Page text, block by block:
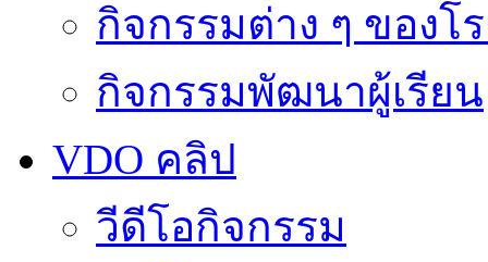
กิจกรรมต่าง ๆ ของโ
กิจกรรมพัฒนาผู้เรียน
VDO คลิป
วีดีโอกิจกรรม